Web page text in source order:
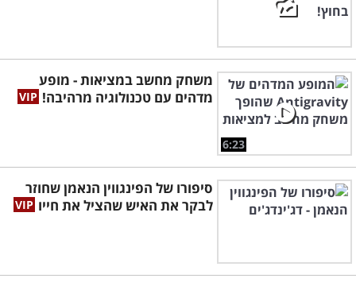
6:23
משחק מחשב במציאות - מופע
מדהים עם טכנולוגיה מרהיבה!
סיפורו של הפינגווין הנאמן שחוזר
לבקר את האיש שהציל את חייו